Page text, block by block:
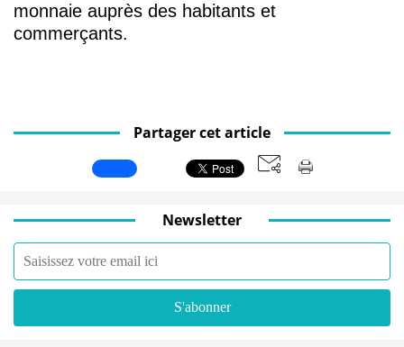
monnaie auprès des habitants et
commerçants.
Partager cet article
Newsletter